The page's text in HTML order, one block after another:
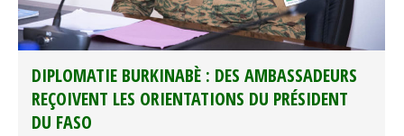
DIPLOMATIE BURKINABÈ : DES AMBASSADEURS
REÇOIVENT LES ORIENTATIONS DU PRÉSIDENT
DU FASO